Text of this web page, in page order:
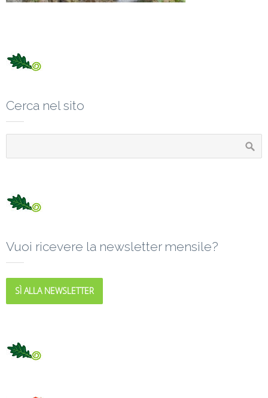
Cerca nel sito
Vuoi ricevere la newsletter mensile?
SÌ ALLA NEWSLETTER